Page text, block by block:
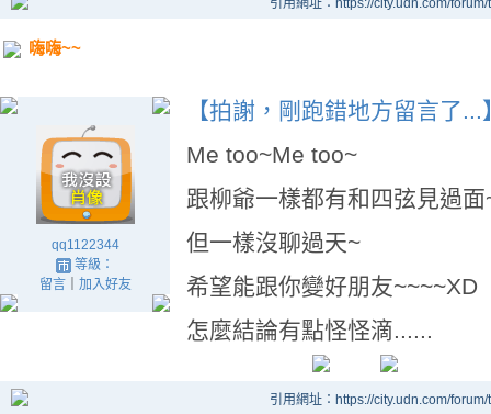
引用網址：https://city.udn.com/
嗨嗨~~
qq1122344
等級：
留言｜ 加入好友
【拍謝，剛跑錯地方留言了...
Me too~Me too~
跟柳爺一樣都有和四弦見過
但一樣沒聊過天~
希望能跟你變好朋友~~~~XD
怎麼結論有點怪怪滴......
引用網址：https://city.udn.com/